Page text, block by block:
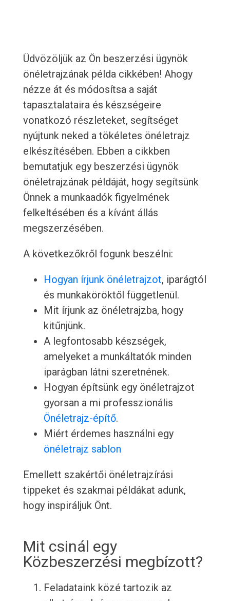
Üdvözöljük az Ön beszerzési ügynök
önéletrajzának példa cikkében! Ahogy
nézze át és módosítsa a saját
tapasztalataira és készségeire
vonatkozó részleteket, segítséget
nyújtunk neked a tökéletes önéletrajz
elkészítésében. Ebben a cikkben
bemutatjuk egy beszerzési ügynök
önéletrajzának példáját, hogy segítsünk
Önnek a munkaadók figyelmének
felkeltésében és a kívánt állás
megszerzésében.
A következőkről fogunk beszélni:
Hogyan írjunk önéletrajzot, iparágtól
és munkaköröktől függetlenül.
Mit írjunk az önéletrajzba, hogy
kitűnjünk.
A legfontosabb készségek,
amelyeket a munkáltatók minden
iparágban látni szeretnének.
Hogyan építsünk egy önéletrajzot
gyorsan a mi professzionális
Önéletrajz-építő.
Miért érdemes használni egy
önéletrajz sablon
Emellett szakértői önéletrajzírási
tippeket és szakmai példákat adunk,
hogy inspiráljuk Önt.
Mit csinál egy
Közbeszerzési megbízott?
Feladataink közé tartozik az